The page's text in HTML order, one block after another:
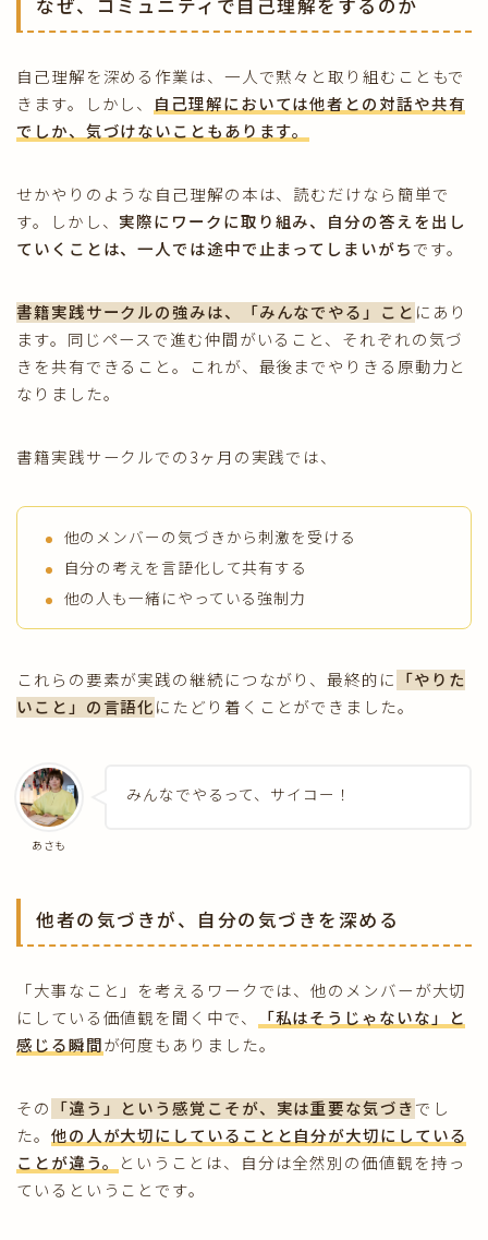
自己理解を深める作業は、一人で黙々と取り組むこともで
きます。しかし、 自己理解においては他者との対話や共有
でしか、気づけないこともあります。
せかやりのような自己理解の本は、読むだけなら簡単で
す。しかし、 実際にワークに取り組み、自分の答えを出し
ていくことは、一人では途中で止まってしまいがちです。
書籍実践サークルの強みは、 「みんなでやる」こと にあり
ます。同じペースで進む仲間がいること、それぞれの気づ
きを共有できること。これが、最後までやりきる原動力と
なりました。
書籍実践サークルでの3ヶ月の実践では、
他のメンバーの気づきから刺激を受ける
自分の考えを言語化して共有する
他の人も一緒にやっている強制力
これらの要素が実践の継続につながり、最終的に 「やりた
いこと」の言語化にたどり着くことができました。
あさも
みんなでやるって、サイコー！
他者の気づきが、自分の気づきを深める
「大事なこと」を考えるワークでは、他のメンバーが大切
にしている価値観を聞く中で、
「私はそうじゃないな」と
感じる瞬間が何度もありました。
その 「違う」という感覚こそが、実は重要な気づきでし
た。 他の人が大切にしていることと自分が大切にしている
ことが違う。
ということは、自分は全然別の価値観を持っ
ているということです。